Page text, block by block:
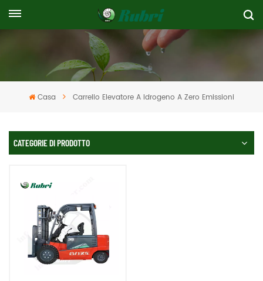
Casa Carrello Elevatore A Idrogeno A Zero Emissioni
CATEGORIE DI PRODOTTO